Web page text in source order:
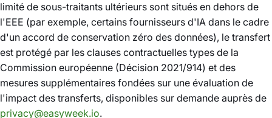
limité de sous-traitants ultérieurs sont situés en dehors de
l'EEE (par exemple, certains fournisseurs d'IA dans le cadre
d'un accord de conservation zéro des données), le transfert
est protégé par les clauses contractuelles types de la
Commission européenne (Décision 2021/914) et des
mesures supplémentaires fondées sur une évaluation de
l'impact des transferts, disponibles sur demande auprès de
privacy@easyweek.io.